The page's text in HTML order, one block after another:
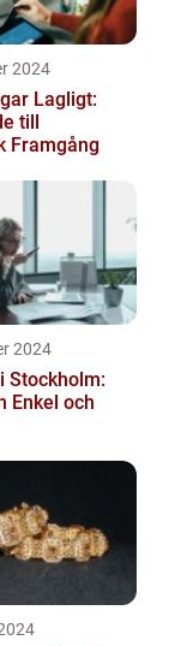
2024
Lagligt:
till
Framgång
2024
Stockholm:
Enkel och